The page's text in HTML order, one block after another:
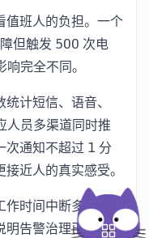
值班人的负担。一个
但触发 500 次电
完全不同。
计短信、语音、
人员多渠道同时推
次通知不超过 1 分
近人的真实感受。
作时间中断多，会影
明告警治理已经影响